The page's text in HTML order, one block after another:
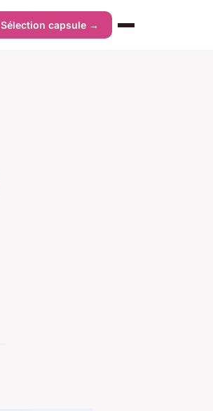
Sélection capsule →